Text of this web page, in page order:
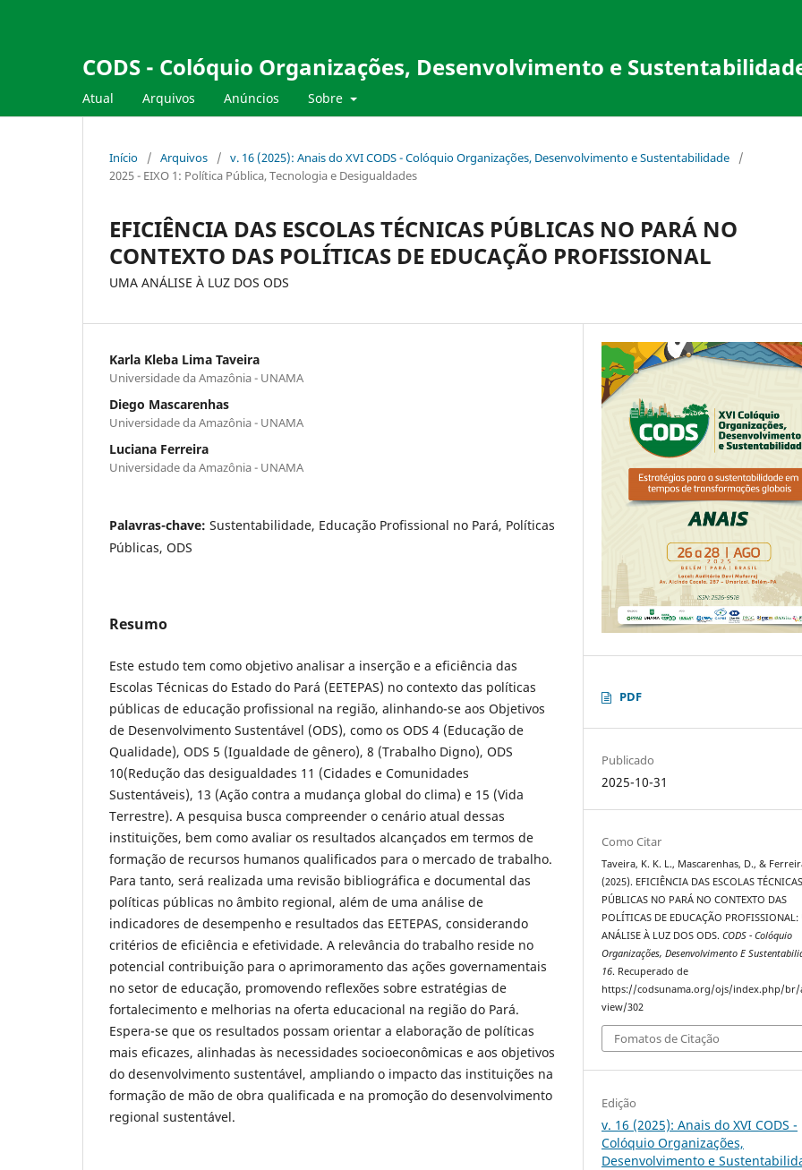
CODS - Colóquio Organizações, Desenvolvimento e
Atual Arquivos Anúncios Sobre
Início / Arquivos / v. 16 (2025): Anais do XVI CODS - Colóquio Organizações, Desenvolvimento e Sustentabilidade
/
2025 - EIXO 1: Política Pública, Tecnologia e Desigualdades
EFICIÊNCIA DAS ESCOLAS TÉCNICAS PÚBLICAS NO PARÁ NO
CONTEXTO DAS POLÍTICAS DE EDUCAÇÃO PROFISSIONAL
UMA ANÁLISE À LUZ DOS ODS
Karla Kleba Lima Taveira
Universidade da Amazônia - UNAMA
Diego Mascarenhas
Universidade da Amazônia - UNAMA
Luciana Ferreira
Universidade da Amazônia - UNAMA
Palavras-chave: Sustentabilidade, Educação Profissional no Pará, Políticas
Públicas, ODS
Resumo
Este estudo tem como objetivo analisar a inserção e a eficiência das
Escolas Técnicas do Estado do Pará (EETEPAS) no contexto das políticas
públicas de educação profissional na região, alinhando-se aos Objetivos
de Desenvolvimento Sustentável (ODS), como os ODS 4 (Educação de
Qualidade), ODS 5 (Igualdade de gênero), 8 (Trabalho Digno), ODS
10(Redução das desigualdades 11 (Cidades e Comunidades
Sustentáveis), 13 (Ação contra a mudança global do clima) e 15 (Vida
Terrestre). A pesquisa busca compreender o cenário atual dessas
instituições, bem como avaliar os resultados alcançados em termos de
formação de recursos humanos qualificados para o mercado de trabalho.
Para tanto, será realizada uma revisão bibliográfica e documental das
políticas públicas no âmbito regional, além de uma análise de
indicadores de desempenho e resultados das EETEPAS, considerando
critérios de eficiência e efetividade. A relevância do trabalho reside no
potencial contribuição para o aprimoramento das ações governamentais
no setor de educação, promovendo reflexões sobre estratégias de
fortalecimento e melhorias na oferta educacional na região do Pará.
Espera-se que os resultados possam orientar a elaboração de políticas
mais eficazes, alinhadas às necessidades socioeconômicas e aos objetivos
do desenvolvimento sustentável, ampliando o impacto das instituições na
formação de mão de obra qualificada e na promoção do desenvolvimento
regional sustentável.
PDF
Publicado
2025-10-31
Como Citar
Taveira, K. K. L., Mascarenhas, D., &
(2025). EFICIÊNCIA DAS ESCOLAS
PÚBLICAS NO PARÁ NO CONTEXTO DAS
POLÍTICAS DE EDUCAÇÃO PROFISSIONAL:
ANÁLISE À LUZ DOS ODS.CODS - Colóquio
Organizações, Desenvolvimento E
16. Recuperado de
https://codsunama.org/ojs/index.php/
view/302
Fomatos de Citação
Edição
v. 16 (2025): Anais do XVI CODS -
Colóquio Organizações,
Desenvolvimento e